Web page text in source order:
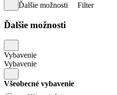
Ďalšie možnosti
Filter
Ďalšie možnosti
Vybavenie
Vybavenie
Všeobecné vybavenie